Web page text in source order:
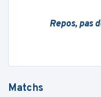
Repos, pas
Matchs